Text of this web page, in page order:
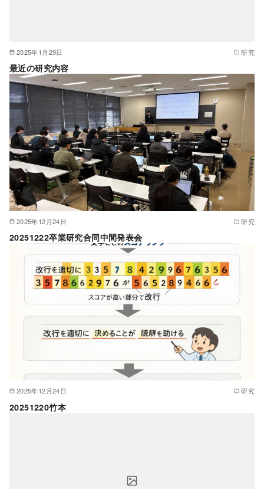
2025年1月29日 研究
最近の研究内容
2025年12月24日 研究
20251222卒業研究合同中間発表会
2025年12月24日 研究
20251220竹本